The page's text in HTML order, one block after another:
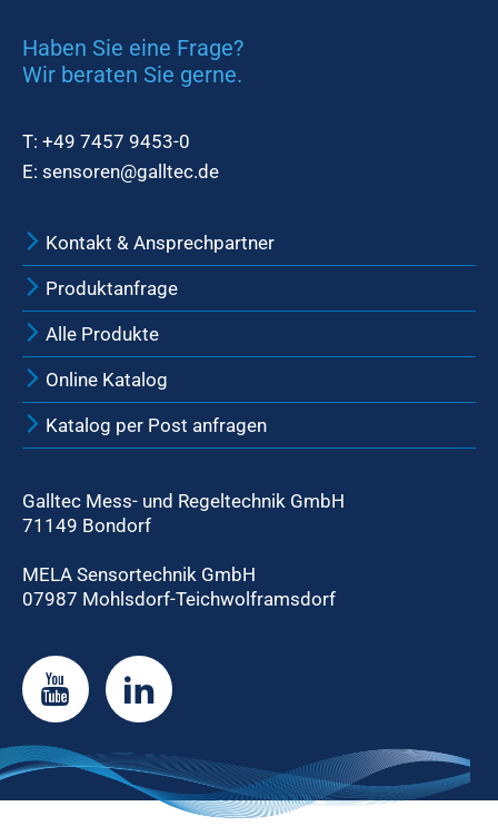
Haben Sie eine Frage?
Wir beraten Sie gerne.
T: +49 7457 9453-0
E: sensoren@galltec.de
Kontakt & Ansprechpartner
Produktanfrage
Alle Produkte
Online Katalog
Katalog per Post anfragen
Galltec Mess- und Regeltechnik GmbH
71149 Bondorf
MELA Sensortechnik GmbH
07987 Mohlsdorf-Teichwolframsdorf